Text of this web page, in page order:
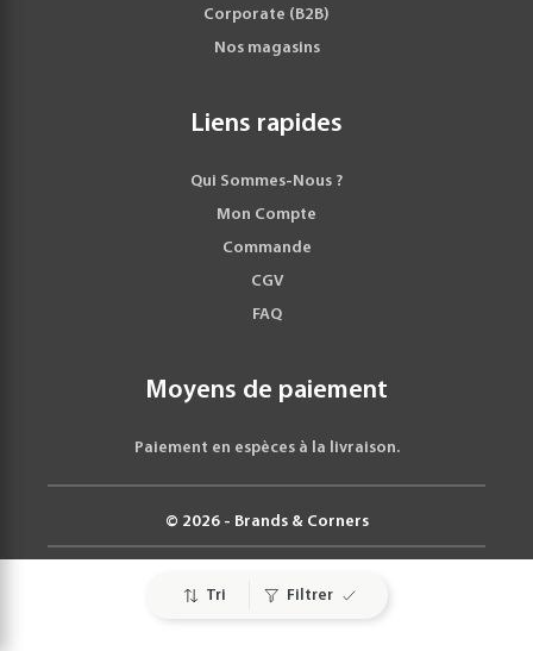
Tri Filtrer
Corporate (B2B)
Nos magasins
Liens rapides
Qui Sommes-Nous ?
Mon Compte
Commande
CGV
FAQ
Moyens de paiement
Paiement en espèces à la livraison.
© 2026 - Brands & Corners